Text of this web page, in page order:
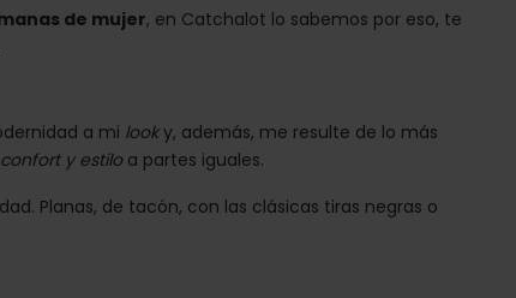
de mujer, en Catchalot lo sabemos por eso, te
a mi looky, además, me resulte de lo más
y estilo a partes iguales.
Planas, de tacón, con las clásicas tiras negras o